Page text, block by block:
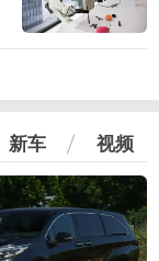
新车 视频